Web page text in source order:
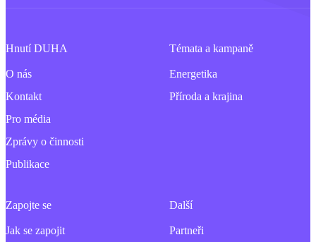
Hnutí DUHA
O nás
Kontakt
Pro média
Zprávy o činnosti
Publikace
Témata a kampaně
Energetika
Příroda a krajina
Zapojte se
Jak se zapojit
Další
Partneři